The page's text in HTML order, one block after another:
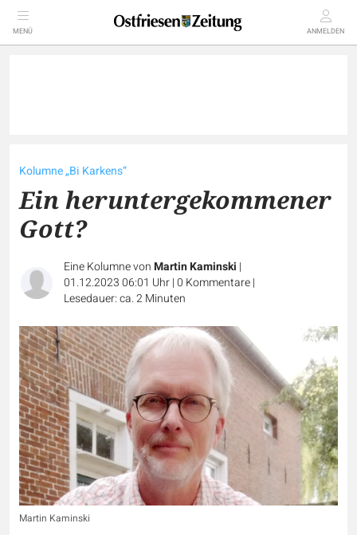
MENÜ ANMELDEN
Kolumne „Bi Karkens“
Ein heruntergekommener
Gott?
Eine Kolumne vonMartin Kaminski |
01.12.2023 06:01 Uhr|0 Kommentare|
Lesedauer: ca. 2 Minuten
Martin Kaminski